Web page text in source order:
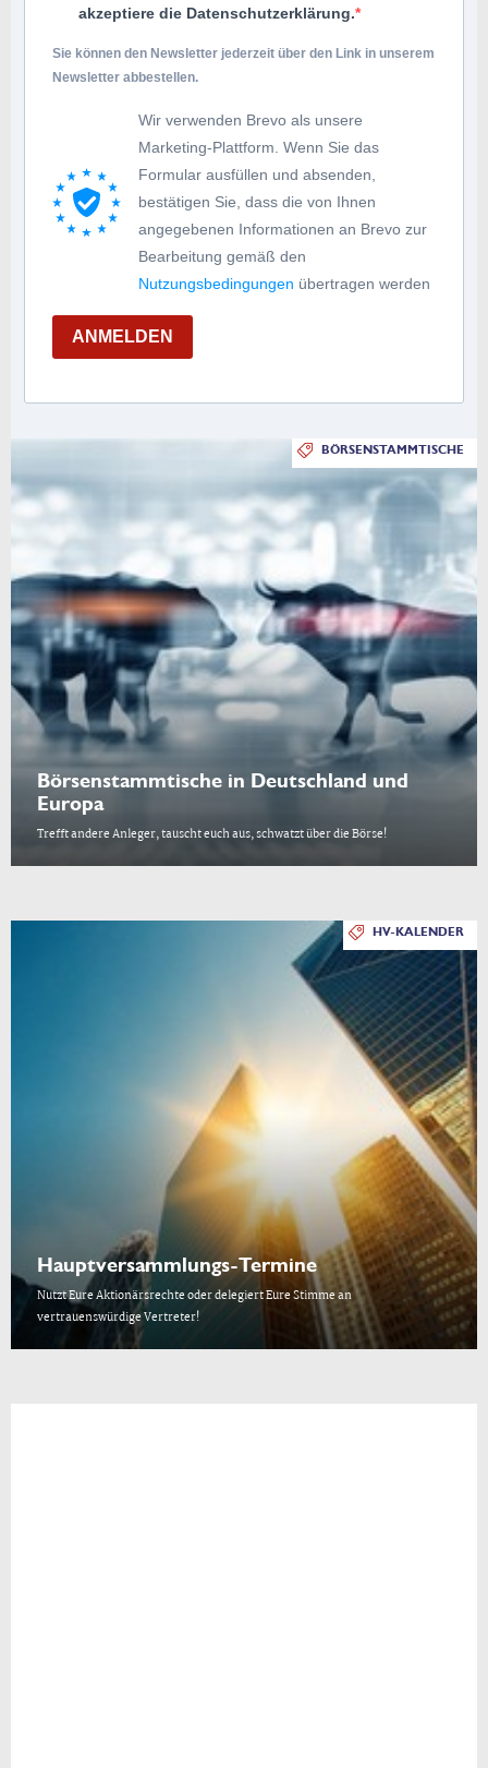
akzeptiere die Datenschutzerklärung.
Sie können den Newsletter jederzeit über den Link in unserem
Newsletter abbestellen.
Wir verwenden Brevo als unsere
Marketing-Plattform. Wenn Sie das
Formular ausfüllen und absenden,
bestätigen Sie, dass die von Ihnen
angegebenen Informationen an Brevo zur
Bearbeitung gemäß den
Nutzungsbedingungen übertragen werden
ANMELDEN
BÖRSENSTAMMTISCHE
Börsenstammtische in Deutschland und
Europa
Trefft andere Anleger, tauscht euch aus, schwatzt über die Börse!
HV-KALENDER
Hauptversammlungs-Termine
Nutzt Eure Aktionärsrechte oder delegiert Eure Stimme an
vertrauenswürdige Vertreter!